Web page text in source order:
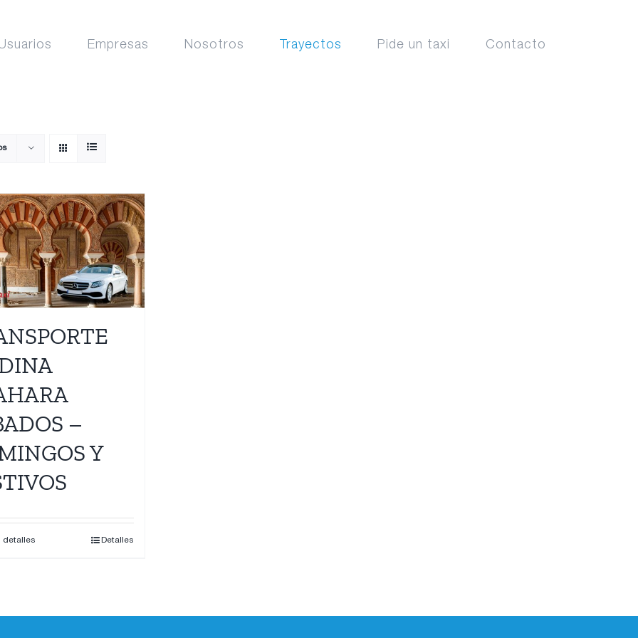
Empresas Nosotros Trayectos Pide un taxi Contacto
–
Y
detalles Detalles